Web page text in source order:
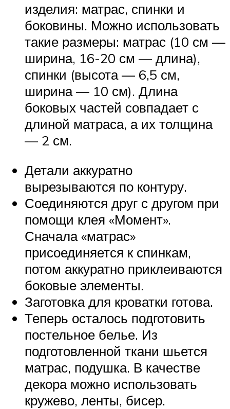
изделия: матрас, спинки и
боковины. Можно использовать
такие размеры: матрас (10 см —
ширина, 16-20 см — длина),
спинки (высота — 6,5 см,
ширина — 10 см). Длина
боковых частей совпадает с
длиной матраса, а их толщина
— 2 см.
Детали аккуратно
вырезываются по контуру.
Соединяются друг с другом при
помощи клея «Момент».
Сначала «матрас»
присоединяется к спинкам,
потом аккуратно приклеиваются
боковые элементы.
Заготовка для кроватки готова.
Теперь осталось подготовить
постельное белье. Из
подготовленной ткани шьется
матрас, подушка. В качестве
декора можно использовать
кружево, ленты, бисер.